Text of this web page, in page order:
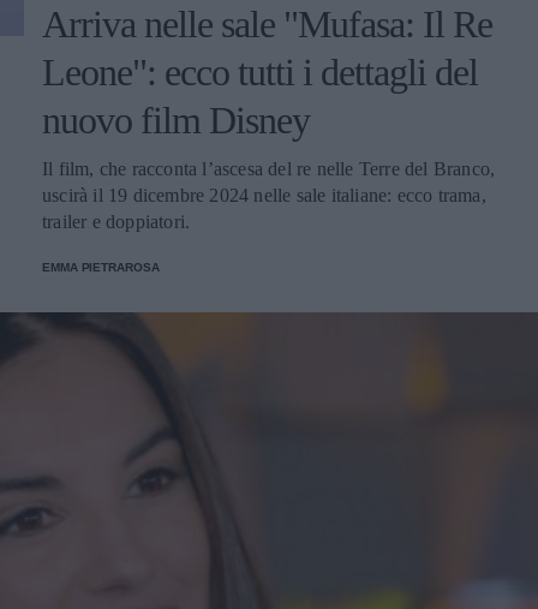
Arriva nelle sale "Mufasa: Il Re
Leone": ecco tutti i dettagli del
nuovo film Disney
Il film, che racconta l’ascesa del re nelle Terre del Branco,
uscirà il 19 dicembre 2024 nelle sale italiane: ecco trama,
trailer e doppiatori.
EMMA PIETRAROSA